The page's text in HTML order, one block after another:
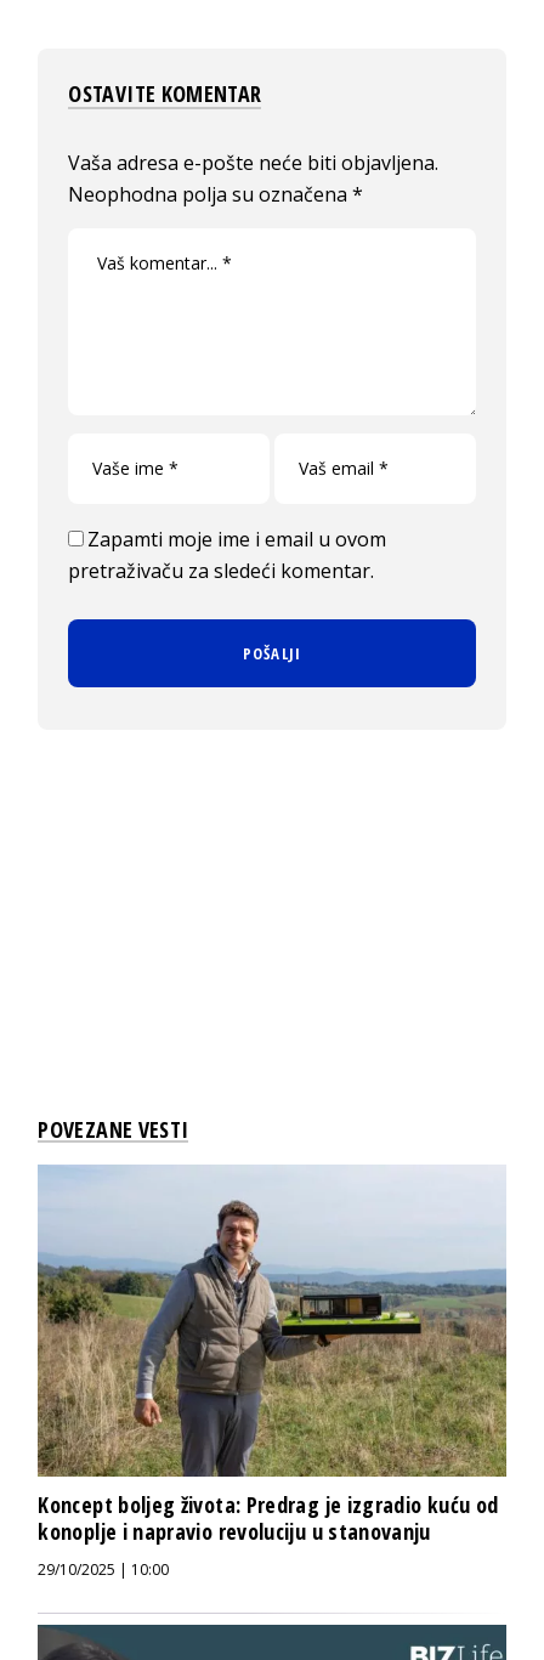
OSTAVITE KOMENTAR
Vaša adresa e-pošte neće biti objavljena.
Neophodna polja su označena*
Zapamti moje ime i email u ovom
pretraživaču za sledeći komentar.
POVEZANE VESTI
Koncept boljeg života: Predrag je izgradio kuću od
konoplje i napravio revoluciju u stanovanju
29/10/2025 | 10:00